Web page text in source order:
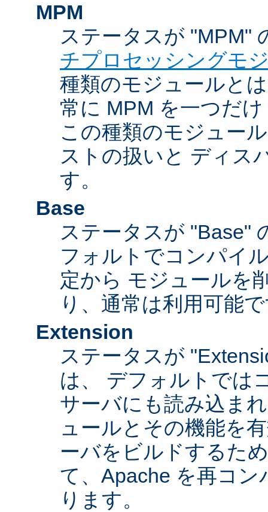
MPM
ステータスが "MPM"
チプロセッシングモ
種類のモジュールと
常に MPM を一つだ
この種類のモジュー
ストの扱いと ディス
す。
Base
ステータスが "Base"
フォルトでコンパイ
定から モジュールを
り、通常は利用可能
Extension
ステータスが
は、 デフォルトでは
サーバにも読み込ま
ュールとその機能を
ーバをビルドするた
て、Apache を再コ
ります。